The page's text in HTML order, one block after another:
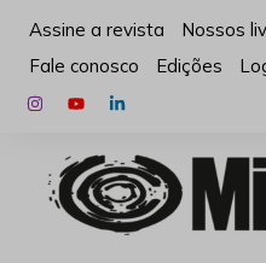
para
conteúdo
Assine a revista Nossos
Fale conosco
Edições